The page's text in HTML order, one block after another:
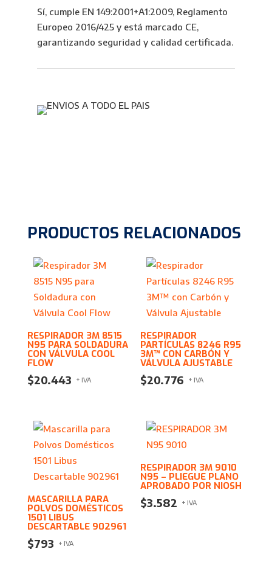
Sí, cumple EN 149:2001+A1:2009, Reglamento
Europeo 2016/425 y está marcado CE,
garantizando seguridad y calidad certificada.
PRODUCTOS RELACIONADOS
RESPIRADOR 3M 8515
N95 PARA SOLDADURA
CON VÁLVULA COOL
FLOW
$20.443 + IVA
RESPIRADOR
PARTÍCULAS 8246 R95
3M™ CON CARBÓN Y
VÁLVULA AJUSTABLE
$20.776 + IVA
MASCARILLA PARA
POLVOS DOMÉSTICOS
1501 LIBUS
DESCARTABLE 902961
$793 + IVA
RESPIRADOR 3M 9010
N95 – PLIEGUE PLANO
APROBADO POR NIOSH
$3.582 + IVA